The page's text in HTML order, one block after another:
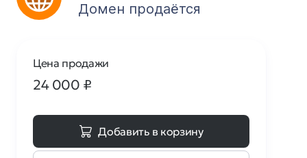
Домен продаётся
Цена продажи
24 000 ₽
Добавить в корзину